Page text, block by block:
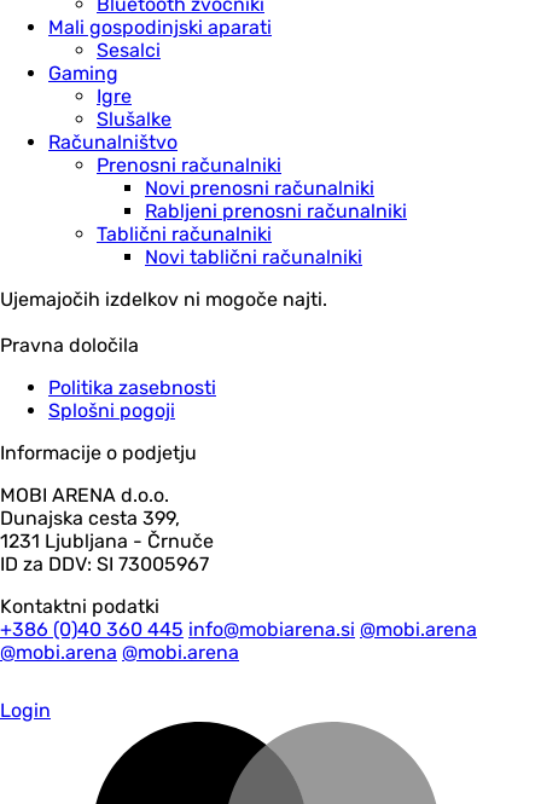
Mali gospodinjski aparati
Sesalci
Gaming
Igre
Slušalke
Računalništvo
Prenosni računalniki
Novi prenosni računalniki
Rabljeni prenosni računalniki
Tablični računalniki
Novi tablični računalniki
Ujemajočih izdelkov ni mogoče najti.
Pravna določila
Politika zasebnosti
Splošni pogoji
Informacije o podjetju
MOBI ARENA d.o.o.
Dunajska cesta 399,
1231 Ljubljana - Črnuče
ID za DDV: SI 73005967
Kontaktni podatki
+386 (0)40 360 445 info@mobiarena.si @mobi.arena
@mobi.arena @mobi.arena
Login